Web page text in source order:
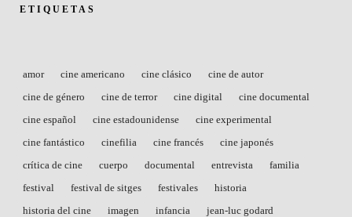
ETIQUETAS
amor cine americano cine clásico
cine de autor
cine de género
cine de terror cine digital
cine documental
cine español
cine estadounidense
cine experimental
cine fantástico
cinefilia cine francés
cine japonés
crítica de cine
cuerpo documental entrevista
familia
festival
festival de sitges festivales
historia
historia del cine
imagen infancia
jean-luc godard